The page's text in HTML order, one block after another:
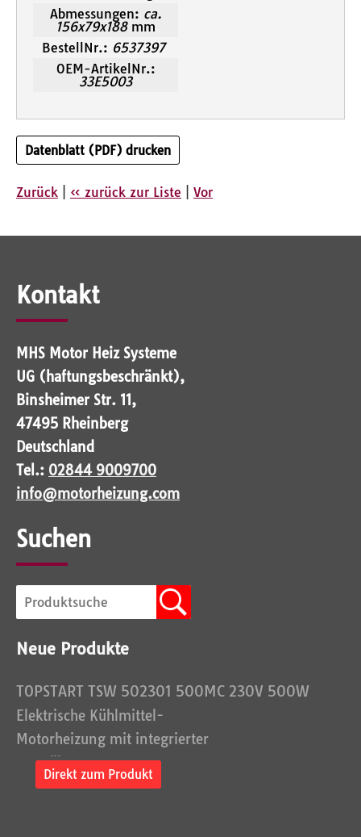
Abmessungen: ca.
156x79x188 mm
BestellNr.: 6537397
OEM-ArtikelNr.:
33E5003
Datenblatt (PDF) drucken
Zurück « zurück zur Liste Vor
Kontakt
MHS Motor Heiz Systeme
UG (haftungsbeschränkt),
Binsheimer Str. 11,
47495 Rheinberg
Deutschland
Tel.: 02844 9009700
info@motorheizung.com
Suchen
Neue Produkte
TOPSTART TSW 502301 500MC 230V 500W
Elektrische Kühlmittel-
Motorheizung mit integrierter
Umwälzpump...
Direkt zum Produkt